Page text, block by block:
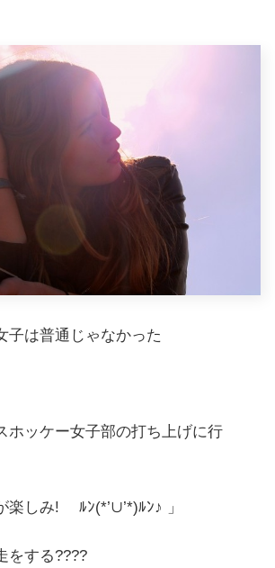
子は普通じゃなかった
ホッケー女子部の打ち上げに行
楽しみ! ﾙﾝ(*’∪’*)ﾙﾝ♪ 」
をする????